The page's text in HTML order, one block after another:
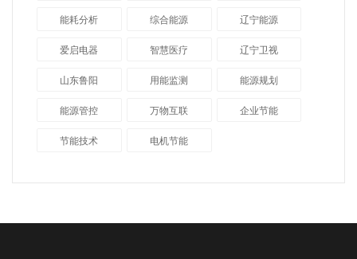
能耗分析 综合能源 辽宁能源
爱启电器 智慧医疗 辽宁卫视
山东鲁阳 用能监测 能源规划
能源管控 万物互联 企业节能
节能技术 电机节能